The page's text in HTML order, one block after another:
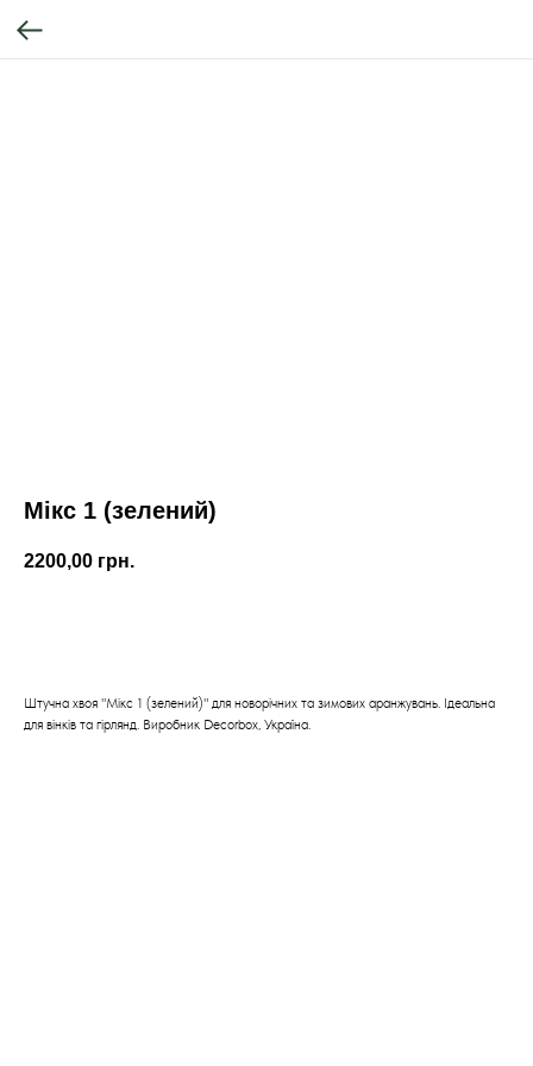
Мікс 1 (зелений)
2200,00 грн.
Штучна хвоя "Мікс 1 (зелений)" для новорічних та зимових аранжувань. Ідеальна
для вінків та гірлянд. Виробник Decorbox, Україна.